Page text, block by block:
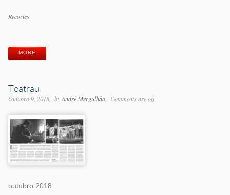
Categorias
Recortes
MORE
Teatrau
Outubro 9, 2018 byAndré Mergulhão Comments are off
outubro 2018